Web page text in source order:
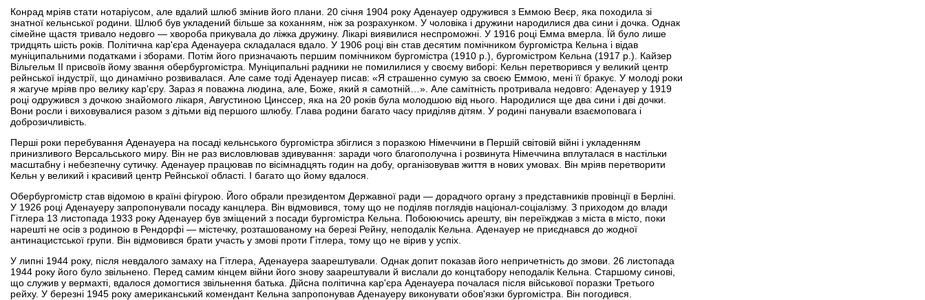
Конрад мріяв стати нотаріусом, але вдалий шлюб змінив його плани. 20 січня 1904 року Аденауер одружився з Еммою Веєр, яка походила зі
знатної кельнської родини. Шлюб був укладений більше за коханням, ніж за розрахунком. У чоловіка і дружини народилися два сини і дочка. Однак
сімейне щастя тривало недовго — хвороба прикувала до ліжка дружину. Лікарі виявилися неспроможні. У 1916 році Емма вмерла. Їй було лише
тридцять шість років. Політична кар'єра Аденауера складалася вдало. У 1906 році він став десятим помічником бургомістра Кельна і відав
муніципальними податками і зборами. Потім його призначають першим помічником бургомістра (1910 р.), бургомістром Кельна (1917 р.). Кайзер
Вільгельм II присвоїв йому звання обербургомістра. Муніципальні радники не помилилися у своєму виборі: Кельн перетворився у великий центр
рейнської індустрії, що динамічно розвивалася. Але саме тоді Аденауер писав: «Я страшенно сумую за своєю Еммою, мені її бракує. У молоді роки
я жагуче мріяв про велику кар'єру. Зараз я поважна людина, але, Боже, який я самотній…». Але самітність протривала недовго: Аденауер у 1919
році одружився з дочкою знайомого лікаря, Августиною Цинссер, яка на 20 років була молодшою від нього. Народилися ще два сини і дві дочки.
Вони росли і виховувалися разом з дітьми від першого шлюбу. Глава родини багато часу приділяв дітям. У родині панували взаємоповага і
доброзичливість.
Перші роки перебування Аденауера на посаді кельнського бургомістра збіглися з поразкою Німеччини в Першій світовій війні і укладенням
принизливого Версальського миру. Він не раз висловлював здивування: заради чого благополучна і розвинута Німеччина вплуталася в настільки
масштабну і небезпечну сутичку. Аденауер працював по вісімнадцять годин на добу, організовував життя в нових умовах. Він мріяв перетворити
Кельн у великий і красивий центр Рейнської області. І багато що йому вдалося.
Обербургомістр став відомою в країні фігурою. Його обрали президентом Державної ради — дорадчого органу з представників провінції в Берліні.
У 1926 році Аденауеру запропонували посаду канцлера. Він відмовився, тому що не поділяв поглядів націонал-соціалізму. З приходом до влади
Гітлера 13 листопада 1933 року Аденауер був зміщений з посади бургомістра Кельна. Побоюючись арешту, він переїжджав з міста в місто, поки
нарешті не осів з родиною в Рендорфі — містечку, розташованому на березі Рейну, неподалік Кельна. Аденауер не приєднався до жодної
антинацистської групи. Він відмовився брати участь у змові проти Гітлера, тому що не вірив у успіх.
У липні 1944 року, після невдалого замаху на Гітлера, Аденауера заарештували. Однак допит показав його непричетність до змови. 26 листопада
1944 року його було звільнено. Перед самим кінцем війни його знову заарештували й вислали до концтабору неподалік Кельна. Старшому синові,
що служив у вермахті, вдалося домогтися звільнення батька. Дійсна політична кар'єра Аденауера почалася після військової поразки Третього
рейху. У березні 1945 року американський комендант Кельна запропонував Аденауеру виконувати обов'язки бургомістра. Він погодився.